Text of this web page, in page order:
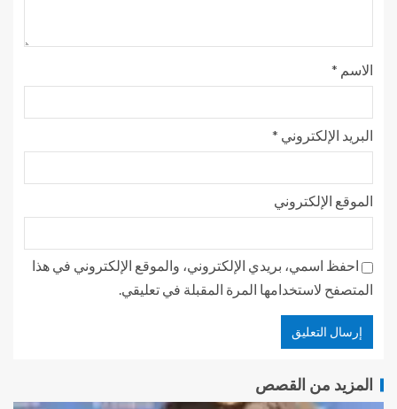
الاسم *
البريد الإلكتروني *
الموقع الإلكتروني
احفظ اسمي، بريدي الإلكتروني، والموقع الإلكتروني في هذا
المتصفح لاستخدامها المرة المقبلة في تعليقي.
المزيد من القصص